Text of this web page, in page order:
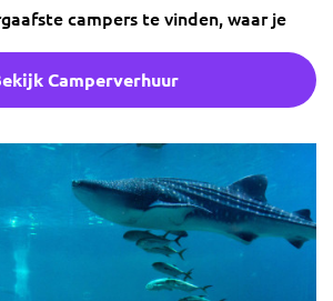
campers te vinden, waar je
Camperverhuur